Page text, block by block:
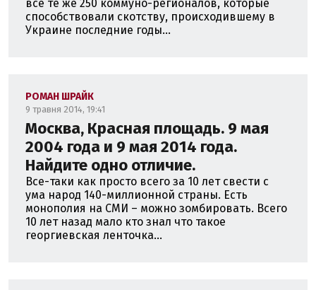
все те же 250 коммуно-регионалов, которые
способствовали скотству, происходившему в
Украине последние годы...
РОМАН ШРАЙК
9 травня 2014, 19:41
Москва, Красная площадь. 9 мая
2004 года и 9 мая 2014 года.
Найдите одно отличие.
Все-таки как просто всего за 10 лет свести с
ума народ 140-миллионной страны. Есть
монополия на СМИ – можно зомбировать. Всего
10 лет назад мало кто знал что такое
георгиевская ленточка...